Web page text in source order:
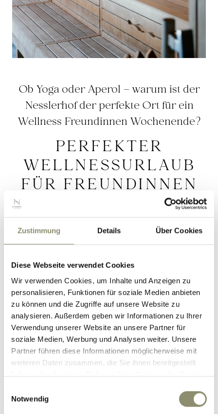
Zustimmung Details Über Cookies
Diese Webseite verwendet Cookies
Wir verwenden Cookies, um Inhalte und Anzeigen zu
personalisieren, Funktionen für soziale Medien anbieten
zu können und die Zugriffe auf unsere Website zu
analysieren. Außerdem geben wir Informationen zu Ihrer
Verwendung unserer Website an unsere Partner für
soziale Medien, Werbung und Analysen weiter. Unsere
Partner führen diese Informationen möglicherweise mit
weiteren Daten zusammen, die Sie ihnen bereitgestellt
haben oder die sie im Rahmen Ihrer Nutzung der Dienste
Notwendig
PERFEKTER
WELLNESSURLAUB
FÜR FREUNDINNEN
Ob Yoga oder Aperol – warum ist der
Nesslerhof der perfekte Ort für ein
Wellness Freundinnen Wochenende?
Nesslerhof in Großarl
im Salzburger Land, warten im
Erholen, großzügigeZimmer und Suiten
umfassendes Wellnessangebot an Massagen und
Beauty-Anwendungen sowie exzellentekulinarische
Genüssevom vielseitigen Frühstücksbuffet bis zum
genussvollen Feinschmecker-Abendmenü auf Sie und Ihre
Freundinnen!
In der 1.800 m² großen Wellnesslandschaftmit In- &
Outdoor-Pools, dem herrlichenNaturbadeteichim
weitläufigen Garten, den wunderschön gestalteten
Ruheräumen und der
mit 5 Saunen